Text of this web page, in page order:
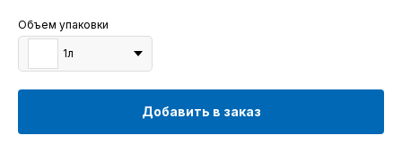
Объем упаковки
1л
Добавить в заказ